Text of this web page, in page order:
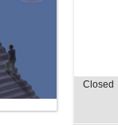
Closed